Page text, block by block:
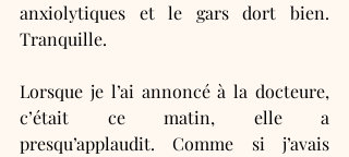
anxiolytiques et le gars dort bien.
Tranquille.
Lorsque je l’ai annoncé à la docteure,
c’était ce matin, elle a
presqu’applaudit. Comme si j’avais